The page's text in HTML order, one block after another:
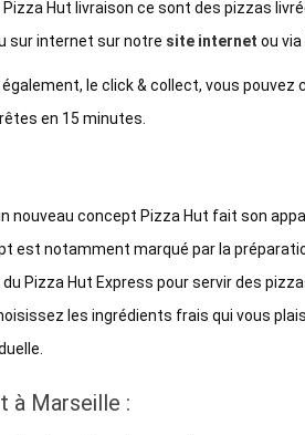
Hut livraison ce sont des pizzas
sur internet sur notre site internet ou via
le click & collect, vous
en 15 minutes.
nouveau concept Pizza Hut fait son
est notamment marqué par la
Pizza Hut Express pour servir des
les ingrédients frais qui vous
à Marseille :